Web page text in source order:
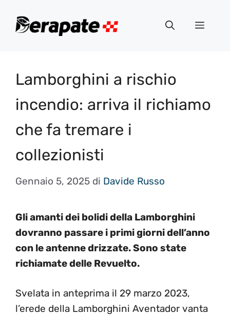
Menu
Lamborghini a rischio
incendio: arriva il richiamo
che fa tremare i
collezionisti
Gennaio 5, 2025 di Davide Russo
Gli amanti dei bolidi della Lamborghini
dovranno passare i primi giorni dell’anno
con le antenne drizzate. Sono state
richiamate delle Revuelto.
Svelata in anteprima il 29 marzo 2023,
l’erede della Lamborghini Aventador vanta